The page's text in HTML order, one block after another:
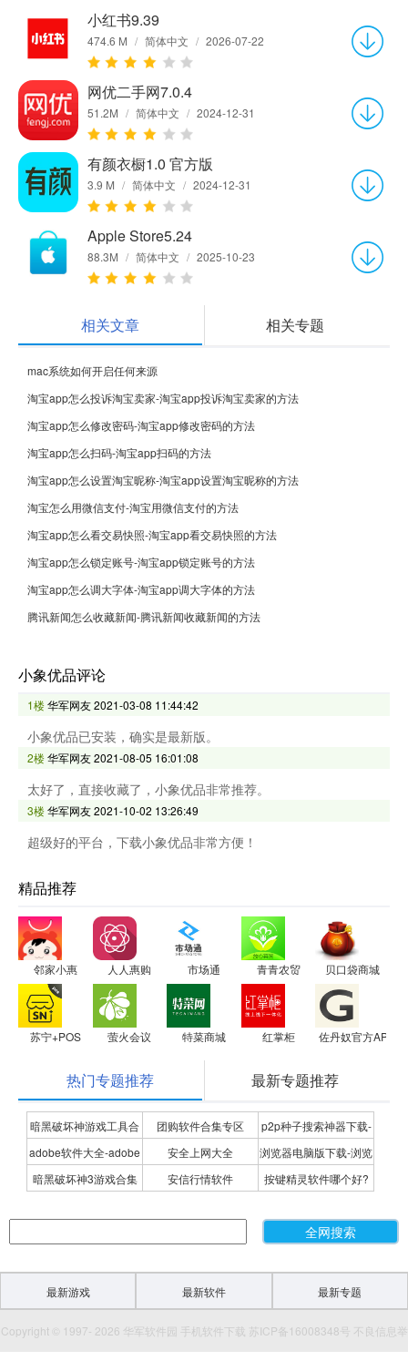
小红书9.39
474.6 M / 简体中文 / 2026-07-22
网优二手网7.0.4
51.2M / 简体中文 / 2024-12-31
有颜衣橱1.0 官方版
3.9 M / 简体中文 / 2024-12-31
Apple Store5.24
88.3M / 简体中文 / 2025-10-23
相关文章 相关专题
mac系统如何开启任何来源
淘宝app怎么投诉淘宝卖家-淘宝app投诉淘宝卖家的方法
淘宝app怎么修改密码-淘宝app修改密码的方法
淘宝app怎么扫码-淘宝app扫码的方法
淘宝app怎么设置淘宝昵称-淘宝app设置淘宝昵称的方法
淘宝怎么用微信支付-淘宝用微信支付的方法
淘宝app怎么看交易快照-淘宝app看交易快照的方法
淘宝app怎么锁定账号-淘宝app锁定账号的方法
淘宝app怎么调大字体-淘宝app调大字体的方法
腾讯新闻怎么收藏新闻-腾讯新闻收藏新闻的方法
小象优品评论
1楼华军网友2021-03-08 11:44:42
小象优品已安装，确实是最新版。
2楼华军网友2021-08-05 16:01:08
太好了，直接收藏了，小象优品非常推荐。
3楼华军网友2021-10-02 13:26:49
超级好的平台，下载小象优品非常方便！
精品推荐
邻家小惠 人人惠购 市场通 青青农贸 贝口袋商城
苏宁+POS 萤火会议 特菜商城 红掌柜 佐丹奴官方APP
热门专题推荐 最新专题推荐
暗黑破坏神游戏工具合
集
团购软件合集专区
p2p种子搜索神器下载-
P2P种子搜索神器专题
adobe软件大全-adobe
全系列软件下载-adobe
安全上网大全
浏览器电脑版下载-浏览
器下载合集
暗黑破坏神3游戏合集 安信行情软件
按键精灵软件哪个好?
最新游戏 最新软件 最新专题
Copyright © 1997- 2026 华军软件园 手机软件下载 苏ICP备16008348号 不良信息举